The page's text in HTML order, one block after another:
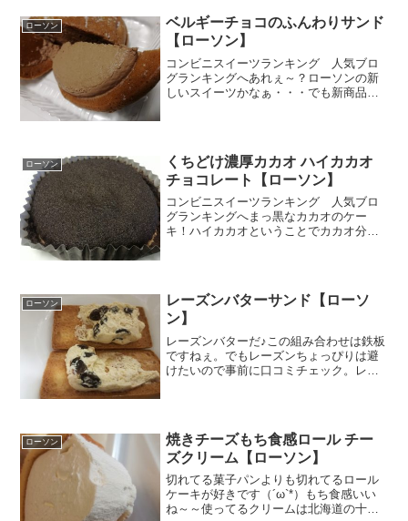
ローソン
ベルギーチョコのふんわりサンド
【ローソン】
コンビニスイーツランキング 人気ブロ
グランキングへあれぇ～？ローソンの新
しいスイーツかなぁ・・・でも新商品シ
ローソン
くちどけ濃厚カカオ ハイカカオ
チョコレート【ローソン】
コンビニスイーツランキング 人気ブロ
グランキングへまっ黒なカカオのケー
キ！ハイカカオということでカカオ分
たの？という気の早い読者さ...
ローソン
レーズンバターサンド【ローソ
ン】
レーズンバターだ♪この組み合わせは鉄板
ですねぇ。でもレーズンちょっぴりは避
けたいので事前に口コミチェック。レー
ローソン
焼きチーズもち食感ロール チー
ズクリーム【ローソン】
切れてる菓子パンよりも切れてるロール
ケーキが好きです（´ω`*）もち食感いい
ね～～使ってるクリームは北海道の十勝